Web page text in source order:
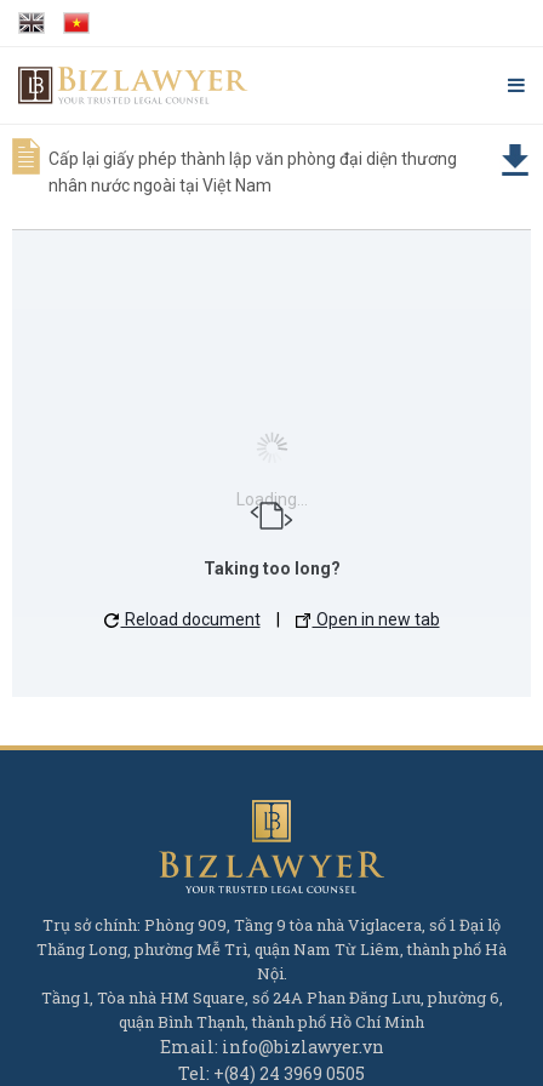
Cấp lại giấy phép thành lập văn phòng đại diện thương
nhân nước ngoài tại Việt Nam
Loading...
Taking too long?
Reload document Open in new tab
Trụ sở chính: Phòng 909, Tầng 9 tòa nhà Viglacera, số 1 Đại lộ
Thăng Long, phường Mễ Trì, quận Nam Từ Liêm, thành phố Hà
Nội.
Tầng 1, Tòa nhà HM Square, số 24A Phan Đăng Lưu, phường 6,
quận Bình Thạnh, thành phố Hồ Chí Minh
Email: info@bizlawyer.vn
Tel: +(84) 24 3969 0505